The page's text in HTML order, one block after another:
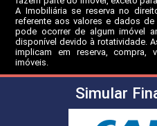
A Imobiliária se reserva no
referente aos valores e dados
pode ocorrer de algum imóvel
disponível devido à rotatividade.
implicam em reserva, compra,
imóveis.
Simular